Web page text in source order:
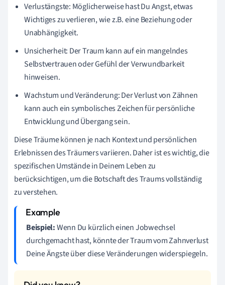
Verlustängste: Möglicherweise hast Du Angst, etwas
Wichtiges zu verlieren, wie z.B. eine Beziehung oder
Unabhängigkeit.
Unsicherheit: Der Traum kann auf ein mangelndes
Selbstvertrauen oder Gefühl der Verwundbarkeit
hinweisen.
Wachstum und Veränderung: Der Verlust von Zähnen
kann auch ein symbolisches Zeichen für persönliche
Entwicklung und Übergang sein.
Diese Träume können je nach Kontext und persönlichen
Erlebnissen des Träumers variieren. Daher ist es wichtig, die
spezifischen Umstände in Deinem Leben zu
berücksichtigen, um die Botschaft des Traums vollständig
zu verstehen.
Beispiel:Wenn Du kürzlich einen Jobwechsel
durchgemacht hast, könnte der Traum vom Zahnverlust
Deine Ängste über diese Veränderungen widerspiegeln.